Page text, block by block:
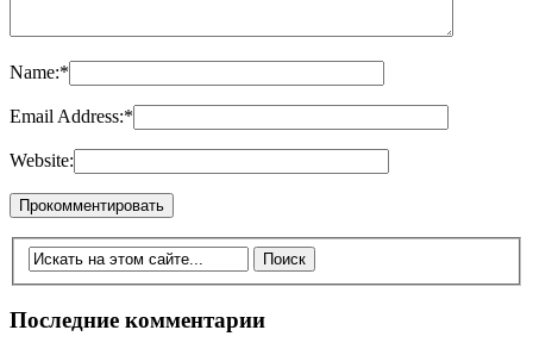
Name:*
Email Address:*
Website:
Последние комментарии